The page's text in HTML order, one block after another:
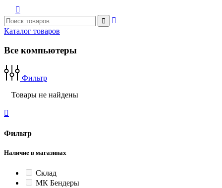



Каталог товаров
Все компьютеры
Фильтр
Товары не найдены

Фильтр
Наличие в магазинах
Склад
МК Бендеры